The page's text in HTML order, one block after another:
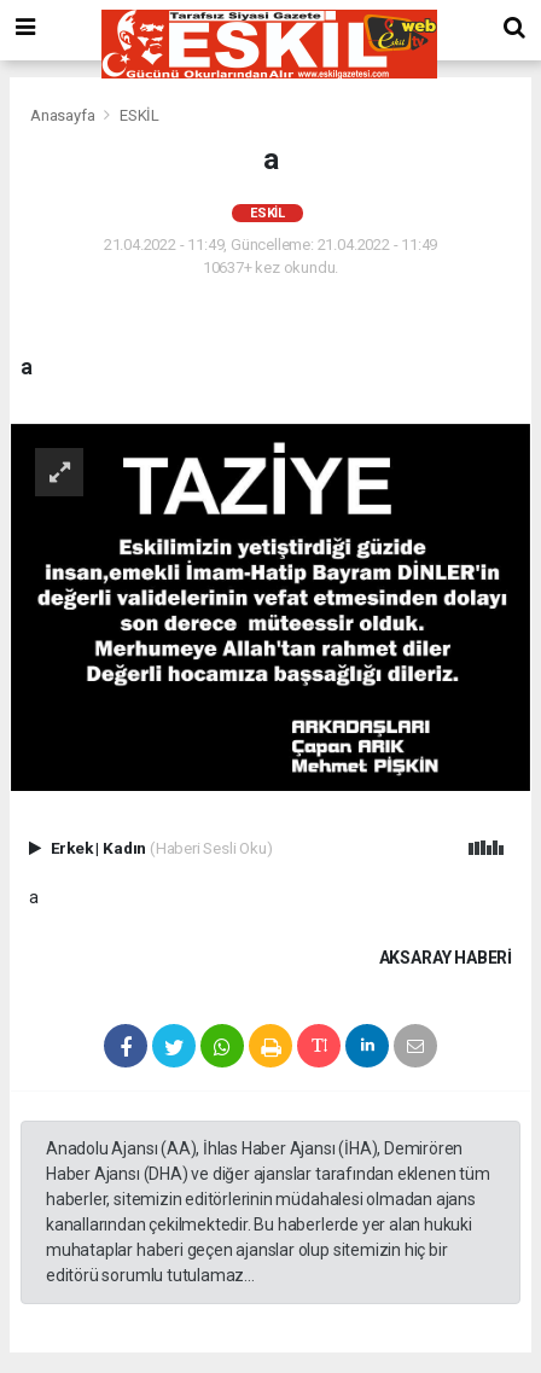
Anasayfa ESKİL
a
ESKİL
21.04.2022 - 11:49, Güncelleme: 21.04.2022 - 11:49
10637+ kez okundu.
a
Erkek| Kadın (Haberi Sesli Oku)
a
AKSARAY HABERİ
Anadolu Ajansı (AA), İhlas Haber Ajansı (İHA), Demirören
Haber Ajansı (DHA) ve diğer ajanslar tarafından eklenen tüm
haberler, sitemizin editörlerinin müdahalesi olmadan ajans
kanallarından çekilmektedir. Bu haberlerde yer alan hukuki
muhataplar haberi geçen ajanslar olup sitemizin hiç bir
editörü sorumlu tutulamaz...